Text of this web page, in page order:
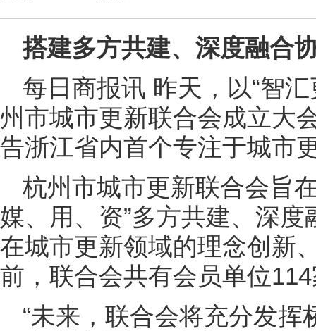
搭建多方共建、深度融合
每日商报讯 昨天，以“智
州市城市更新联合会成立大
告浙江省内首个专注于城市
杭州市城市更新联合会旨
媒、用、资”多方共建、深
在城市更新领域的理念创新
前，联合会共有会员单位
“未来，联合会将充分发挥